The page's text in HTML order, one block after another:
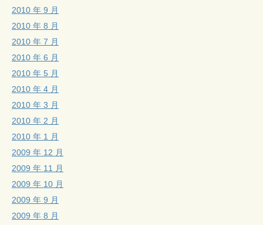
2010 年 9 月
2010 年 8 月
2010 年 7 月
2010 年 6 月
2010 年 5 月
2010 年 4 月
2010 年 3 月
2010 年 2 月
2010 年 1 月
2009 年 12 月
2009 年 11 月
2009 年 10 月
2009 年 9 月
2009 年 8 月